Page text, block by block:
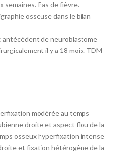
semaines. Pas de fièvre.
osseuse dans le bilan
de neuroblastome
il y a 18 mois. TDM
modérée au temps
droite et aspect flou de la
osseux hyperfixation intense
et fixation hétérogène de la